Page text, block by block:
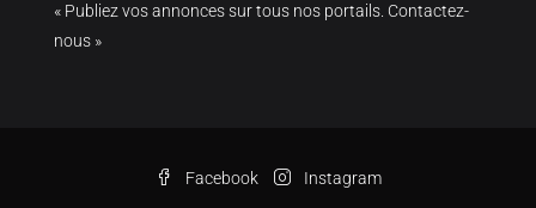
« Publiez vos annonces sur tous nos portails. Contactez-
nous »
Facebook Instagram